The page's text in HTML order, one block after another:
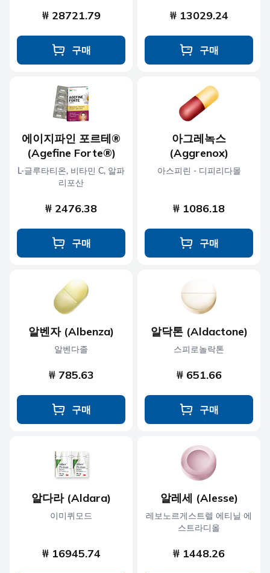
₩ 28721.79
구매
₩ 13029.24
구매
에이지파인 포르테®
(Agefine Forte®)
L-글루타티온, 비타민 C, 알파
리포산
₩ 2476.38
구매
아그레녹스
(Aggrenox)
아스피린 - 디피리다몰
₩ 1086.18
구매
알벤자 (Albenza)
알벤다졸
₩ 785.63
구매
알닥톤 (Aldactone)
스피로놀락톤
₩ 651.66
구매
알다라 (Aldara)
이미퀴모드
₩ 16945.74
알레세 (Alesse)
레보노르게스트렐 에티닐 에
스트라디올
₩ 1448.26